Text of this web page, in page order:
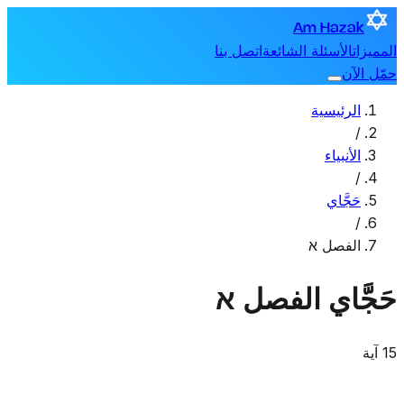
Am Hazak
المميزاتالأسئلة الشائعةاتصل بنا
حمّل الآن
الرئيسية
/
الأنبياء
/
حَجَّاي
/
الفصل א
حَجَّاي الفصل א
15 آية